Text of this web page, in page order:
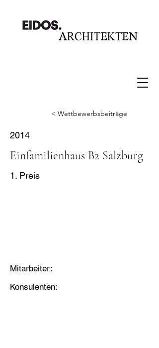
< Wettbewerbsbeiträge
2014
Einfamilienhaus B2 Salzburg
1. Preis
Mitarbeiter:
Konsulenten: